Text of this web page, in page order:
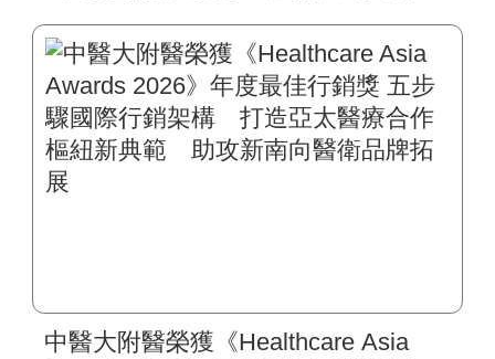
東馬
中醫大附醫榮獲《Healthcare Asia